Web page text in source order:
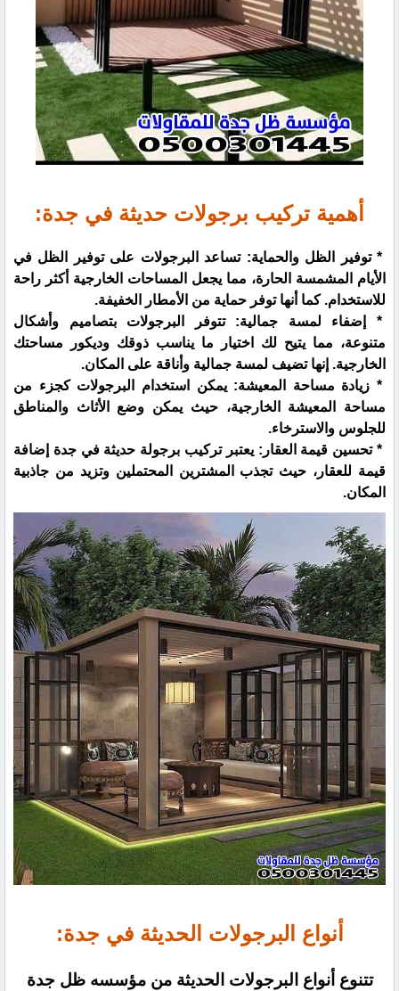
أهمية تركيب برجولات حديثة في جدة:
* توفير الظل والحماية: تساعد البرجولات على توفير الظل في
الأيام المشمسة الحارة، مما يجعل المساحات الخارجية أكثر راحة
للاستخدام. كما أنها توفر حماية من الأمطار الخفيفة.
* إضفاء لمسة جمالية: تتوفر البرجولات بتصاميم وأشكال
متنوعة، مما يتيح لك اختيار ما يناسب ذوقك وديكور مساحتك
الخارجية. إنها تضيف لمسة جمالية وأناقة على المكان.
* زيادة مساحة المعيشة: يمكن استخدام البرجولات كجزء من
مساحة المعيشة الخارجية، حيث يمكن وضع الأثاث والمناطق
للجلوس والاسترخاء.
* تحسين قيمة العقار: يعتبر تركيب برجولة حديثة في جدة إضافة
قيمة للعقار، حيث تجذب المشترين المحتملين وتزيد من جاذبية
المكان.
أنواع البرجولات الحديثة في جدة:
تتنوع أنواع البرجولات الحديثة من مؤسسه ظل جدة